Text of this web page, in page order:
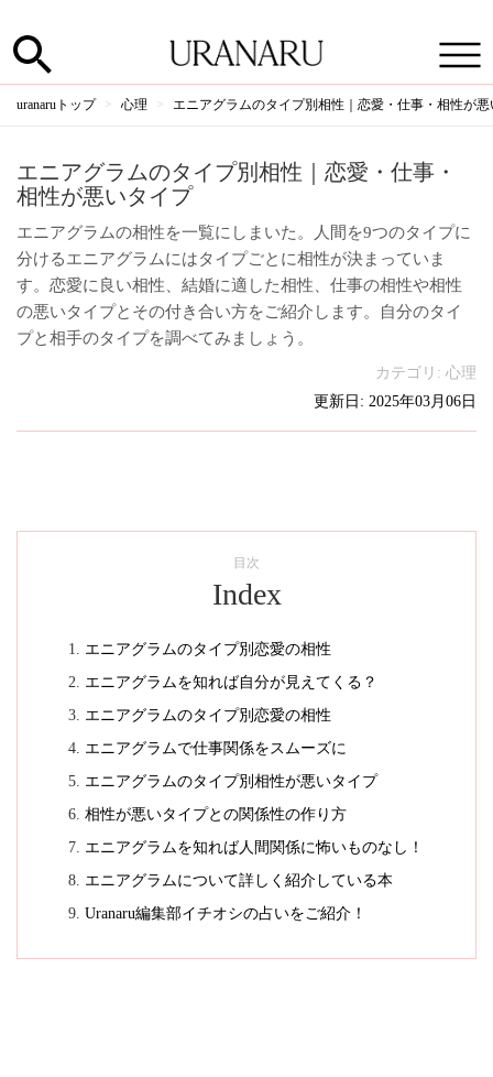
uranaruトップ 心理 エニアグラムのタイプ別相性｜恋愛・仕事・相性が悪
エニアグラムのタイプ別相性｜恋愛・仕事・
相性が悪いタイプ
エニアグラムの相性を一覧にしまいた。人間を9つのタイプに
分けるエニアグラムにはタイプごとに相性が決まっていま
す。恋愛に良い相性、結婚に適した相性、仕事の相性や相性
の悪いタイプとその付き合い方をご紹介します。自分のタイ
プと相手のタイプを調べてみましょう。
カテゴリ: 心理
更新日: 2025年03月06日
目次
Index
エニアグラムのタイプ別恋愛の相性
エニアグラムを知れば自分が見えてくる？
エニアグラムのタイプ別恋愛の相性
エニアグラムで仕事関係をスムーズに
エニアグラムのタイプ別相性が悪いタイプ
相性が悪いタイプとの関係性の作り方
エニアグラムを知れば人間関係に怖いものなし！
エニアグラムについて詳しく紹介している本
Uranaru編集部イチオシの占いをご紹介！